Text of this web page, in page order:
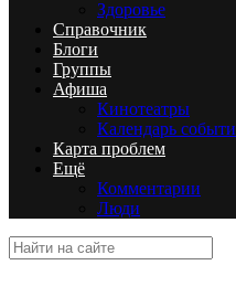
Здоровье
Справочник
Блоги
Группы
Афиша
Кинотеатры
Календарь
Карта проблем
Ещё
Комментарии
Люди